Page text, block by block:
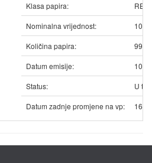
Klasa papira:
Nominalna vrijednost:
10.65
Količina papira:
Datum emisije:
Status:
U
Datum zadnje promjene na vp: